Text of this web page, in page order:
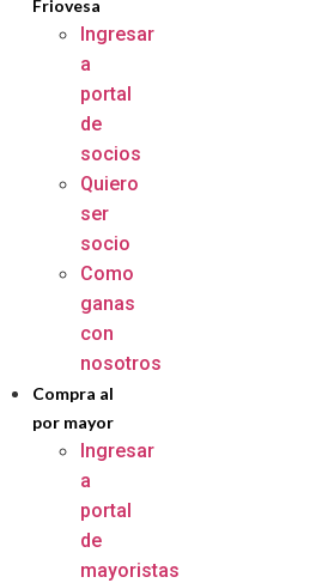
Friovesa
Ingresar
a
portal
de
socios
Quiero
ser
socio
Como
ganas
con
nosotros
Compra al
por mayor
Ingresar
a
portal
de
mayoristas